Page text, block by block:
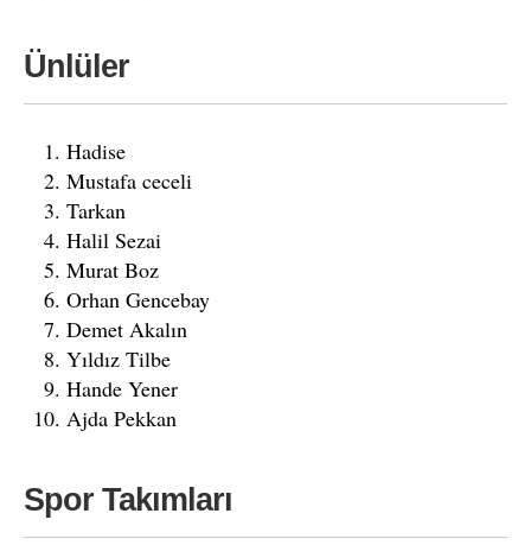
Ünlüler
Hadise
Mustafa ceceli
Tarkan
Halil Sezai
Murat Boz
Orhan Gencebay
Demet Akalın
Yıldız Tilbe
Hande Yener
Ajda Pekkan
Spor Takımları